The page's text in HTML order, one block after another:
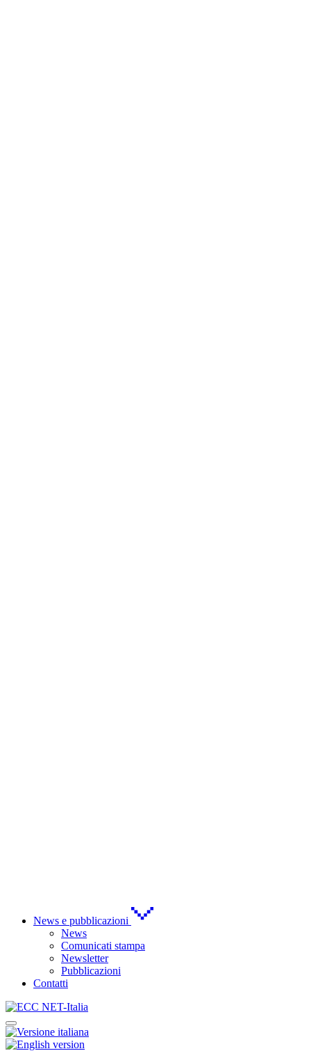
News e pubblicazioni
News
Comunicati stampa
Newsletter
Pubblicazioni
Contatti